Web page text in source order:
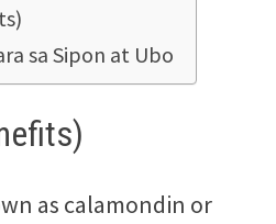
sa Sipon at Ubo
as calamondin or